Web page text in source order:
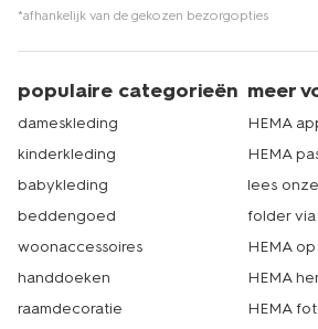
*afhankelijk van de gekozen bezorgopties
populaire categorieën
dameskleding
kinderkleding
babykleding
beddengoed
woonaccessoires
handdoeken
raamdecoratie
meer
HEMA
HEMA
lees
folder
HEMA
HEMA
HEMA